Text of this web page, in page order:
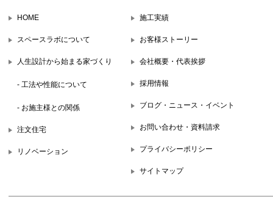
HOME
スペースラボについて
人生設計から始まる家づくり
- 工法や性能について
- お施主様との関係
注文住宅
リノベーション
施工実績
お客様ストーリー
会社概要・代表挨拶
採用情報
ブログ・ニュース・イベント
お問い合わせ・資料請求
プライバシーポリシー
サイトマップ